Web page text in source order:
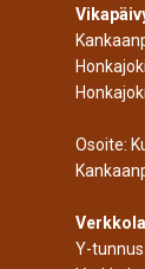
Osoite:
Y-